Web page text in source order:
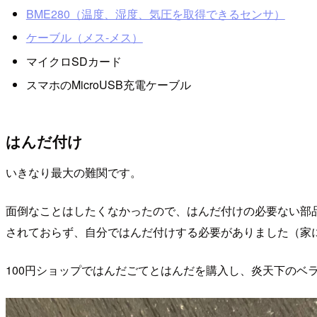
BME280（温度、湿度、気圧を取得できるセンサ）
ケーブル（メス-メス）
マイクロSDカード
スマホのMicroUSB充電ケーブル
はんだ付け
いきなり最大の難関です。
面倒なことはしたくなかったので、はんだ付けの必要ない
されておらず、自分ではんだ付けする必要がありました（
100円ショップではんだごてとはんだを購入し、炎天下の